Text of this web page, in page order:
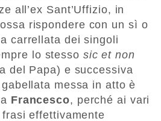
all’ex Sant’Uffizio, in
rispondere con un sì o
carrellata dei singoli
lo stesso sic et non
del Papa) e successiva
messa in atto è
Francesco, perché ai vari
effettivamente